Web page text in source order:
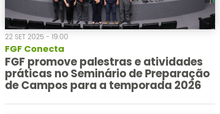
22 SET 2025 - 19:00
FGF Conecta
FGF promove palestras e atividades
práticas no Seminário de Preparação
de Campos para a temporada 2026